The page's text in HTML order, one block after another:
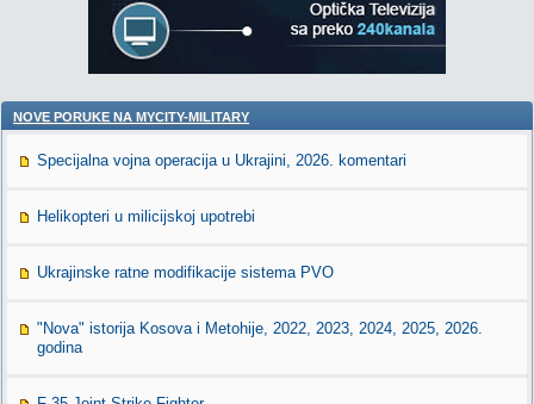
NOVE PORUKE NA MYCITY-MILITARY
Specijalna vojna operacija u Ukrajini, 2026. komentari
Helikopteri u milicijskoj upotrebi
Ukrajinske ratne modifikacije sistema PVO
"Nova" istorija Kosova i Metohije, 2022, 2023, 2024, 2025, 2026.
godina